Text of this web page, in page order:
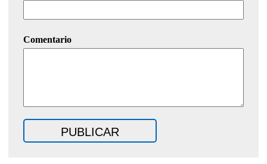
Comentario